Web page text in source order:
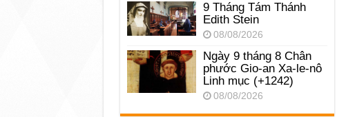
9 Tháng Tám Thánh
Edith Stein
08/08/2026
Ngày 9 tháng 8 Chân
phước Gio-an Xa-le-nô
Linh mục (+1242)
08/08/2026